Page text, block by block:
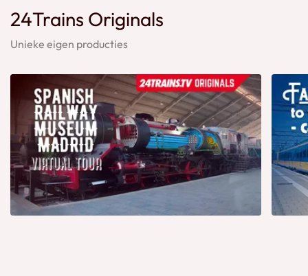
24Trains Originals
Unieke eigen producties